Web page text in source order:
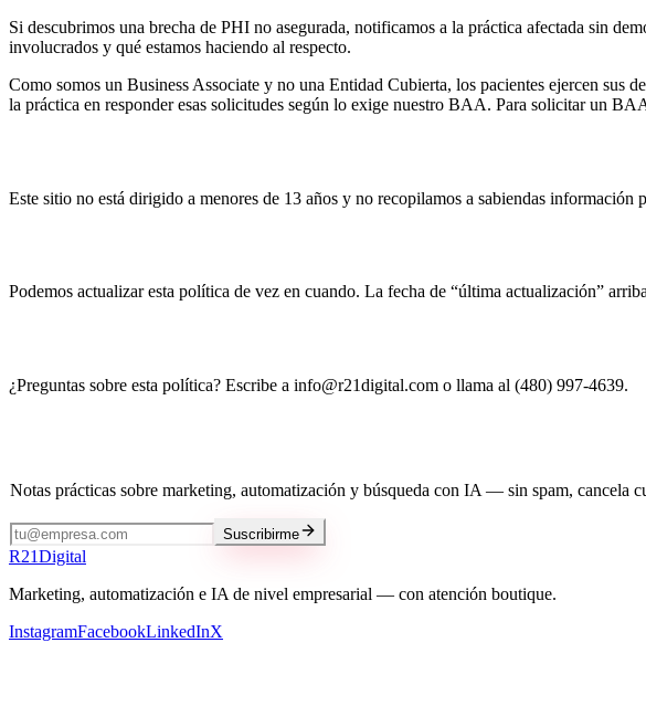
Si descubrimos una brecha de PHI no asegurada, notificamos a la práctica afectada sin
involucrados y qué estamos haciendo al respecto.
Como somos un Business Associate y no una Entidad Cubierta, los pacientes ejercen
la práctica en responder esas solicitudes según lo exige nuestro BAA. Para solicitar un
Este sitio no está dirigido a menores de 13 años y no recopilamos a sabiendas información
Podemos actualizar esta política de vez en cuando. La fecha de “última actualización”
¿Preguntas sobre esta política? Escribe a info@r21digital.com o llama al (480) 997-4639.
Notas prácticas sobre marketing, automatización y búsqueda con IA — sin spam, cancela
Suscribirme
R21Digital
Marketing, automatización e IA de nivel empresarial — con atención boutique.
InstagramFacebookLinkedInX